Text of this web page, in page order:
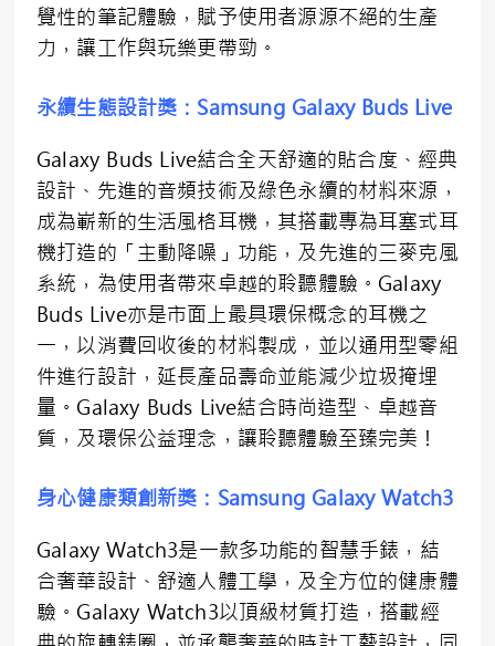
覺性的筆記體驗，賦予使用者源源不絕的生產
力，讓工作與玩樂更帶勁。
永續生態設計獎： Samsung Galaxy Buds Live
Galaxy Buds Live結合全天舒適的貼合度、經典
設計、先進的音頻技術及綠色永續的材料來源，
成為嶄新的生活風格耳機，其搭載專為耳塞式耳
機打造的「主動降噪」功能，及先進的三麥克風
系統，為使用者帶來卓越的聆聽體驗。Galaxy
Buds Live亦是市面上最具環保概念的耳機之
一，以消費回收後的材料製成，並以通用型零組
件進行設計，延長產品壽命並能減少垃圾掩埋
量。Galaxy Buds Live結合時尚造型、卓越音
質，及環保公益理念，讓聆聽體驗至臻完美！
身心健康類創新獎： Samsung Galaxy Watch3
Galaxy Watch3是一款多功能的智慧手錶，結
合奢華設計、舒適人體工學，及全方位的健康體
驗。Galaxy Watch3以頂級材質打造，搭載經